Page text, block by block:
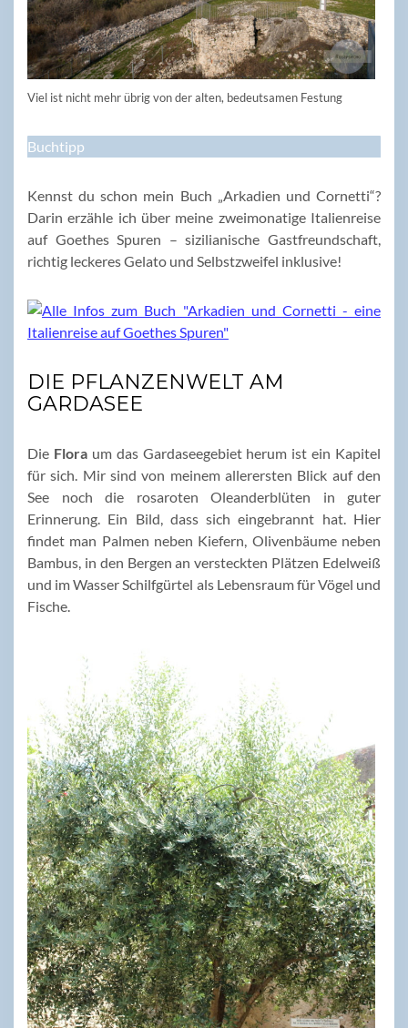
Viel ist nicht mehr übrig von der alten, bedeutsamen Festung
Buchtipp
Kennst du schon mein Buch „Arkadien und Cornetti“?
Darin erzähle ich über meine zweimonatige Italienreise
auf Goethes Spuren – sizilianische Gastfreundschaft,
richtig leckeres Gelato und Selbstzweifel inklusive!
DIE PFLANZENWELT AM
GARDASEE
Die Floraum das Gardaseegebiet herum ist ein Kapitel
für sich. Mir sind von meinem allerersten Blick auf den
See noch die rosaroten Oleanderblüten in guter
Erinnerung. Ein Bild, dass sich eingebrannt hat. Hier
findet man Palmen neben Kiefern, Olivenbäume neben
Bambus, in den Bergen an versteckten Plätzen Edelweiß
und im Wasser Schilfgürtel als Lebensraum für Vögel und
Fische.